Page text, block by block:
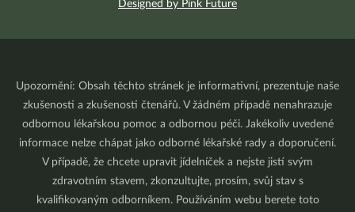
Designed by Pink Future
Upozornění: Obsah těchto stránek je informativní, prezentuje naše
zkušenosti a zkušenosti čtenářů. V žádném případě nenahrazuje
odbornou lékařskou pomoc a odbornou péči. Jakékoliv uvedené
informace nelze chápat jako odborné lékařské rady a doporučení.
V případě, že chcete upravit jídelníček a nejste jistí svým
zdravotním stavem, zkonzultujte, prosím, svůj stav s
kvalifikovaným odborníkem. Používáním webu berete toto